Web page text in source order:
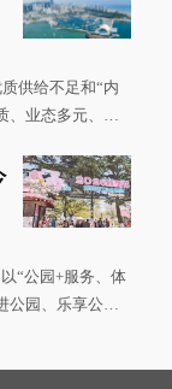
供给不足和“内
、业态多元、智
“公园+服务、体
公园、乐享公